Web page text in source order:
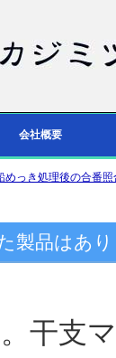
会社概要
っき処理後の合番
製品はあり
干支